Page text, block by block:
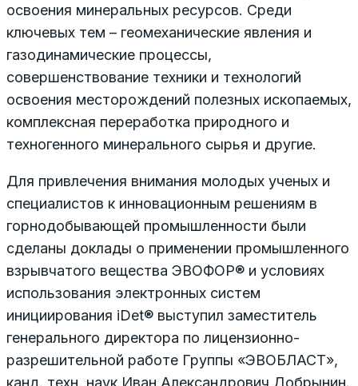
освоения минеральных ресурсов. Среди
ключевых тем – геомеханические явления и
газодинамические процессы,
совершенствование техники и технологий
освоения месторождений полезных ископаемых,
комплексная переработка природного и
техногенного минерального сырья и другие.
Для привлечения внимания молодых ученых и
специалистов к инновационным решениям в
горнодобывающей промышленности были
сделаны доклады о применении промышленного
взрывчатого вещества ЭВОФОР® и условиях
использования электронных систем
инициирования iDet® выступил заместитель
генерального директора по лицензионно-
разрешительной работе Группы «ЭВОБЛАСТ»,
канд. техн. наук Иван Александрович Добрынин.